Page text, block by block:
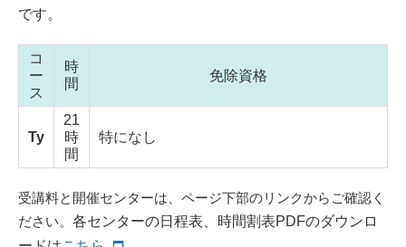
です。
コ
ー
ス
時
間
免除資格
Ty
21
時
間
特になし
受講料と開催センターは、ページ下部のリンクからご確認く
ださい。 各センターの日程表、時間割表PDFのダウンロ